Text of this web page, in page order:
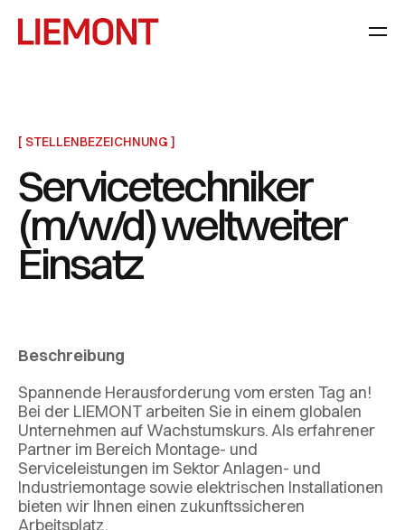
[ STELLENBEZEICHNUNG ]
Servicetechniker
(m/w/d) weltweiter
Einsatz
Beschreibung
Spannende Herausforderung vom ersten Tag an!
Bei der LIEMONT arbeiten Sie in einem globalen
Unternehmen auf Wachstumskurs. Als erfahrener
Partner im Bereich Montage- und
Serviceleistungen im Sektor Anlagen- und
Industriemontage sowie elektrischen Installationen
bieten wir Ihnen einen zukunftssicheren
Arbeitsplatz.